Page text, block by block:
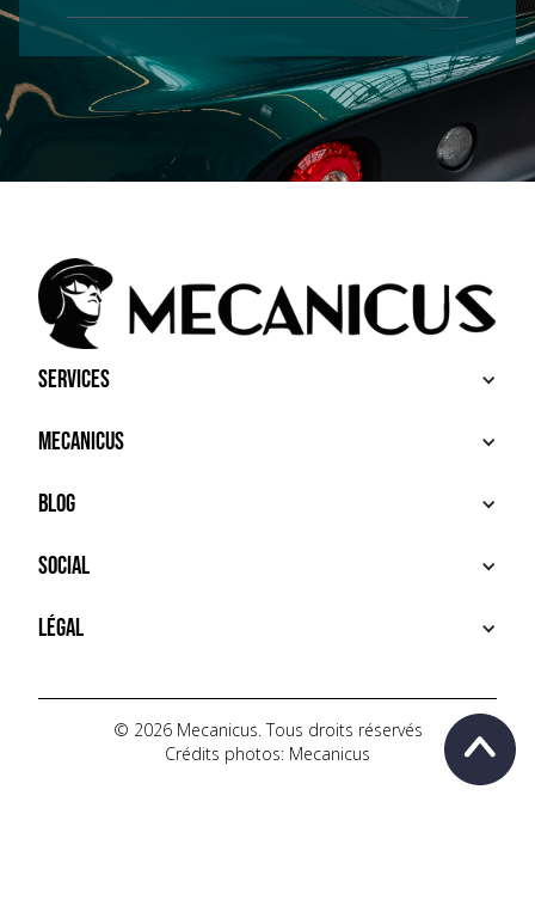
Services
ACHETER
VENDRE
SERVICES PREMIUM
Mecanicus
À PROPOS
HOUSE MECANICUS
CONTACT
Blog
NEWS
VIDÉOS
AUTOPÉDIA
Social
INSTAGRAM
TIKTOK
YOUTUBE
Légal
POLITIQUE DE CONFIDENTIALITÉ
© 2026 Mecanicus. Tous droits réservés
Crédits photos: Mecanicus